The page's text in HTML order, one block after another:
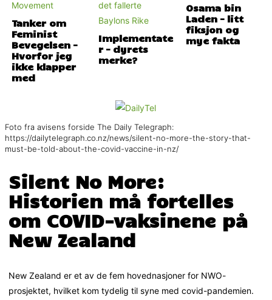
Tanker om
Feminist
Bevegelsen –
Hvorfor jeg
ikke klapper
med
Implementate
r – dyrets
merke?
Osama bin
Laden – litt
fiksjon og
mye fakta
Foto fra avisens forside The Daily Telegraph:
https://dailytelegraph.co.nz/news/silent-no-more-the-story-that-
must-be-told-about-the-covid-vaccine-in-nz/
Silent No More:
Historien må fortelles
om COVID-vaksinene på
New Zealand
New Zealand er et av de fem hovednasjoner for NWO-
prosjektet, hvilket kom tydelig til syne med covid-pandemien.